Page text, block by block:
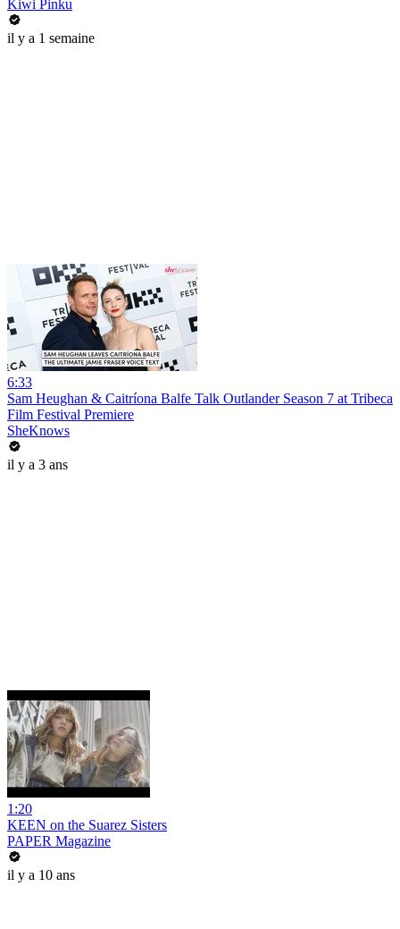
Kiwi Pinku
il y a 1 semaine
6:33
Sam Heughan & Caitríona Balfe Talk Outlander Season 7 at Tribeca
Film Festival Premiere
SheKnows
il y a 3 ans
1:20
KEEN on the Suarez Sisters
PAPER Magazine
il y a 10 ans